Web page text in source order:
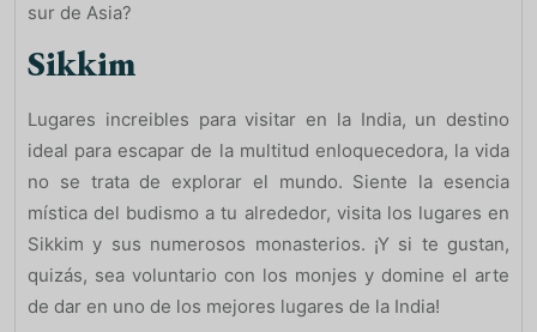
sur de Asia?
Sikkim
Lugares increibles para visitar en la India, un destino
ideal para escapar de la multitud enloquecedora, la vida
no se trata de explorar el mundo. Siente la esencia
mística del budismo a tu alrededor, visita los lugares en
Sikkim y sus numerosos monasterios. ¡Y si te gustan,
quizás, sea voluntario con los monjes y domine el arte
de dar en uno de los mejores lugares de la India!